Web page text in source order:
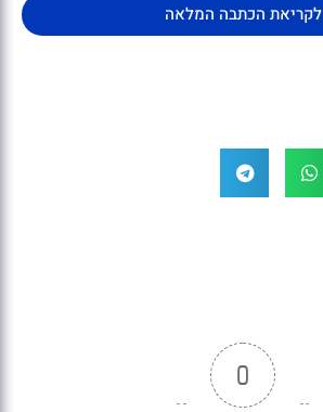
לקריאת הכתבה המלאה
0